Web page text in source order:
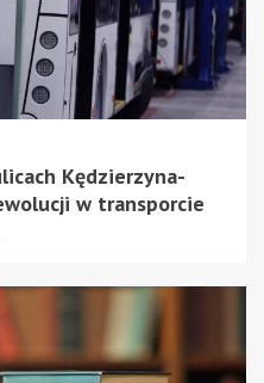
Kędzierzyna-
w transporcie